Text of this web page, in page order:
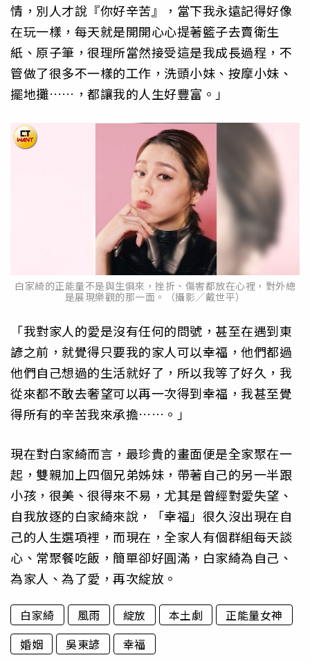
情，別人才說『你好辛苦』，當下我永遠記得好像
在玩一樣，每天就是開開心心提著籃子去賣衛生
紙、原子筆，很理所當然接受這是我成長過程，不
管做了很多不一樣的工作，洗頭小妹、按摩小妹、
擺地攤……，都讓我的人生好豐富。」
白家綺的正能量不是與生俱來，挫折、傷害都放在心裡，對外總
是展現樂觀的那一面。（攝影／戴世平）
「我對家人的愛是沒有任何的問號，甚至在遇到東
諺之前，就覺得只要我的家人可以幸福，他們都過
他們自己想過的生活就好了，所以我等了好久，我
從來都不敢去奢望可以再一次得到幸福，我甚至覺
得所有的辛苦我來承擔……。」
現在對白家綺而言，最珍貴的畫面便是全家聚在一
起，雙親加上四個兄弟姊妹，帶著自己的另一半跟
小孩，很美、很得來不易，尤其是曾經對愛失望、
自我放逐的白家綺來說，「幸福」很久沒出現在自
己的人生選項裡，而現在，全家人有個群組每天談
心、常聚餐吃飯，簡單卻好圓滿，白家綺為自己、
為家人、為了愛，再次綻放。
白家綺 風雨 綻放 本土劇
正能量女神
婚姻
吳東諺 幸福